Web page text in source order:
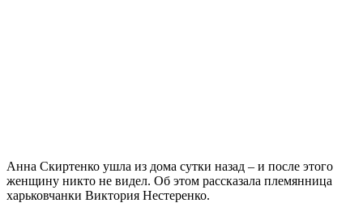
Анна Скиртенко ушла из дома сутки назад – и после этого
женщину никто не видел. Об этом рассказала племянница
харьковчанки Виктория Нестеренко.